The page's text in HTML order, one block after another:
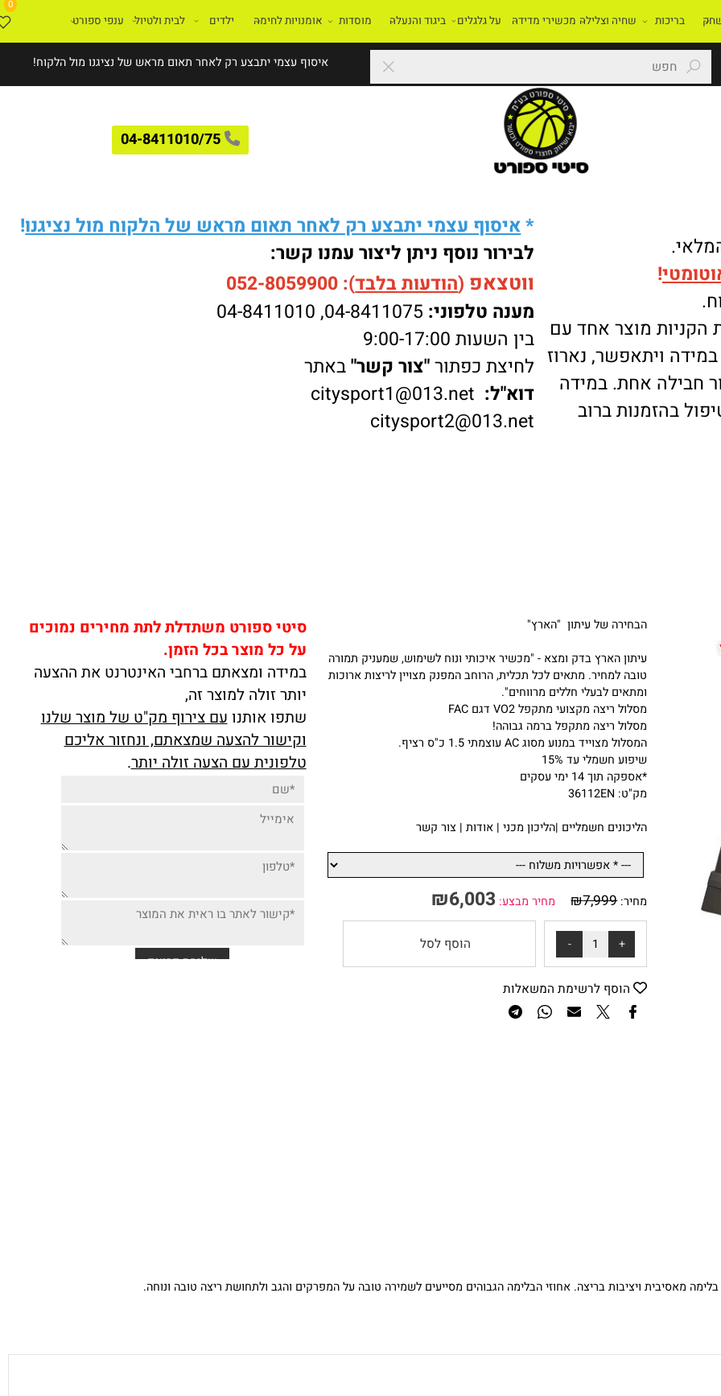
איסוף עצמי יתבצע רק לאחר תאום מראש של נציגנו מול הלקוח!
04-8411010/75
0
בריכות שחיה וצלילה מכשירי מדידה על גלגלים ביגוד והנעלה מוסדות אומנויות לחימה ילדים לבית ולטיול ענפי ספורט
!
מוצר אחד עם
ויתאפשר, נארוז
אחת. במידה
ברוב
איסוף עצמי יתבצע רק לאחר תאום מראש של הלקוח מול נציגנו!
לבירור נוסף ניתן ליצור עמנו קשר:
ווטצאפ (הודעות בלבד):
052-8059900
מענה טלפוני:04-8411075
,
04-8411010
בין השעות 9:00-17:00
לחיצת כפתור "צור קשר"באתר
דוא"ל:citysport1@013.net
citysport2@013.net
הבחירה של עיתון "הארץ"
עיתון הארץ בדק ומצא - "מכשיר איכותי ונוח לשימוש, שמעניק תמורה
טובה למחיר. מתאים לכל תכלית, הרוחב המפנק מצויין לריצות ארוכות
ומתאים לבעלי חללים מרווחים".
מסלול ריצה מקצועי מתקפל VO2 דגם FAC
מסלול ריצה מתקפל ברמה גבוהה!
המסלול מצוייד במנוע מסוג AC עוצמתי 1.5 כ"ס רציף.
שיפוע חשמלי עד 15%
מק"ט: 36112EN
ליכונים חשמליים|הליכון מכני|
₪ 7,999
₪6,003
סיטי ספורט משתדלת לתת מחירים נמוכים
על כל מוצר בכל הזמן.
במידה ומצאתם ברחבי האינטרנט את ההצעה
יותר זולה למוצר זה,
שתפו אותנועם צירוף מק"ט של מוצר שלנו
וקישור להצעה שמצאתם, ונחזור אליכם
טלפונית עם הצעה זולה יותר